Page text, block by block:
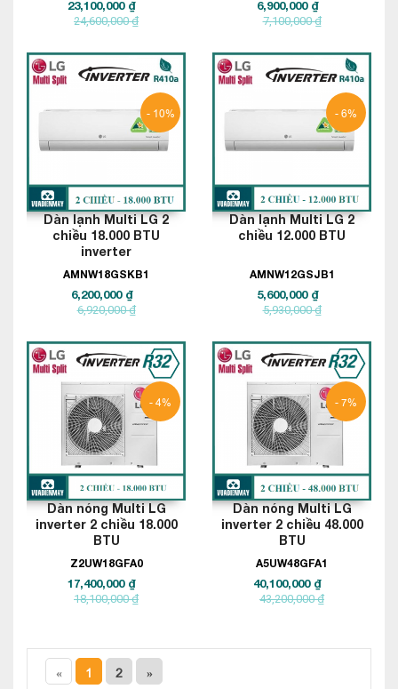
23,100,000 ₫
24,600,000 ₫
6,900,000 ₫
7,100,000 ₫
- 10%
Dàn lạnh Multi LG 2
chiều 18.000 BTU
inverter
AMNW18GSKB1
6,200,000 ₫
6,920,000 ₫
- 6%
Dàn lạnh Multi LG 2
chiều 12.000 BTU
AMNW12GSJB1
5,600,000 ₫
5,930,000 ₫
- 4%
Dàn nóng Multi LG
inverter 2 chiều 18.000
BTU
Z2UW18GFA0
17,400,000 ₫
18,100,000 ₫
- 7%
Dàn nóng Multi LG
inverter 2 chiều 48.000
BTU
A5UW48GFA1
40,100,000 ₫
43,200,000 ₫
« 1 2 »